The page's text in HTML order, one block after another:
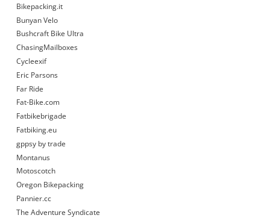
Bikepacking.it
Bunyan Velo
Bushcraft Bike Ultra
ChasingMailboxes
Cycleexif
Eric Parsons
Far Ride
Fat-Bike.com
Fatbikebrigade
Fatbiking.eu
gppsy by trade
Montanus
Motoscotch
Oregon Bikepacking
Pannier.cc
The Adventure Syndicate